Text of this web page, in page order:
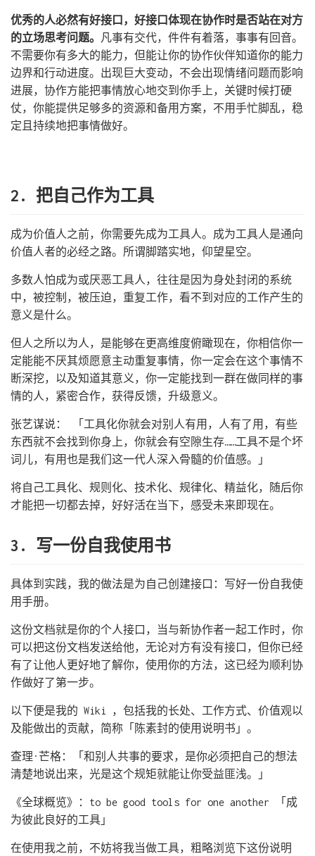
优秀的人必然有好接口，好接口体现在协作时是否站在对方
的立场思考问题。
凡事有交代，件件有着落，事事有回音。
不需要你有多大的能力，但能让你的协作伙伴知道你的能力
边界和行动进度。出现巨大变动，不会出现情绪问题而影响
进展，协作方能把事情放心地交到你手上，关键时候打硬
仗，你能提供足够多的资源和备用方案，不用手忙脚乱，稳
定且持续地把事情做好。
2. 把自己作为工具
成为价值人之前，你需要先成为工具人。成为工具人是通向
价值人者的必经之路。所谓脚踏实地，仰望星空。
多数人怕成为或厌恶工具人，往往是因为身处封闭的系统
中，被控制，被压迫，重复工作，看不到对应的工作产生的
意义是什么。
但人之所以为人，是能够在更高维度俯瞰现在，你相信你一
定能能不厌其烦愿意主动重复事情，你一定会在这个事情不
断深挖，以及知道其意义，你一定能找到一群在做同样的事
情的人，紧密合作，获得反馈，升级意义。
张艺谋说： 「工具化你就会对别人有用，人有了用，有些
东西就不会找到你身上，你就会有空隙生存……工具不是个坏
词儿，有用也是我们这一代人深入骨髓的价值感。」
将自己工具化、规则化、技术化、规律化、精益化，随后你
才能把一切都去掉，好好活在当下，感受未来即现在。
3. 写一份自我使用书
具体到实践，我的做法是为自己创建接口：写好一份自我使
用手册。
这份文档就是你的个人接口，当与新协作者一起工作时，你
可以把这份文档发送给他，无论对方有没有接口，但你已经
有了让他人更好地了解你，使用你的方法，这已经为顺利协
作做好了第一步。
以下便是我的 Wiki ，包括我的长处、工作方式、价值观以
及能做出的贡献，简称「陈素封的使用说明书」。
查理·芒格：「和别人共事的要求，是你必须把自己的想法
清楚地说出来，光是这个规矩就能让你受益匪浅。」
《全球概览》：to be good tools for one another 「成
为彼此良好的工具」
在使用我之前，不妨将我当做工具，粗略浏览下这份说明